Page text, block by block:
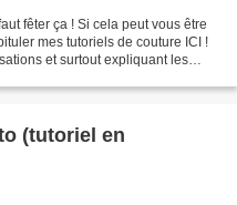
fêter ça ! Si cela peut vous être
mes tutoriels de couture ICI !
et surtout expliquant les
(tutoriel en